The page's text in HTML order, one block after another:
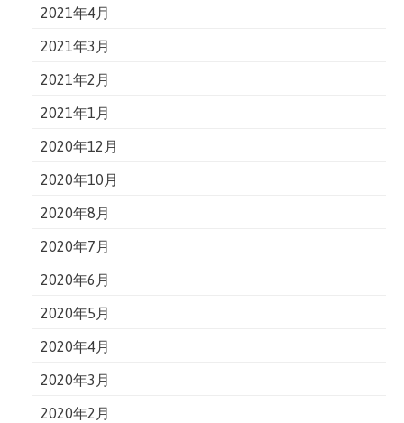
2021年4月
2021年3月
2021年2月
2021年1月
2020年12月
2020年10月
2020年8月
2020年7月
2020年6月
2020年5月
2020年4月
2020年3月
2020年2月